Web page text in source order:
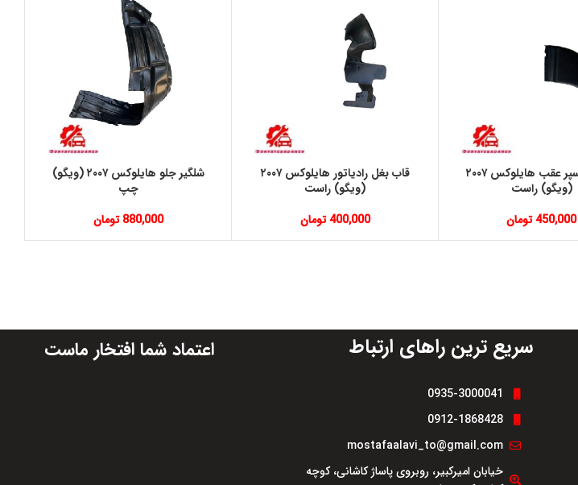
لاستيك سپر عقب هايلوكس ٢٠٠٧
(ويگو) راست
450,000 تومان
قاب بغل رادياتور هايلوكس ٢٠٠٧
(ويگو) راست
400,000 تومان
شلگير جلو هايلوكس ٢٠٠٧ (ويگو)
چپ
880,000 تومان
سریع ترین راهای ارتباط
0935-3000041
0912-1868428
mostafaalavi_to@gmail.com
خیابان امیرکبیر، روبروی پاساژ کاشانی، کوچه
اعتماد شما افتخار ماست